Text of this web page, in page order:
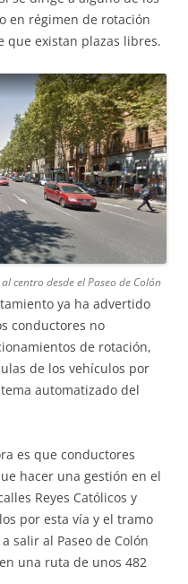
en régimen de rotación
que existan plazas libres.
centro desde el Paseo de Colón
ya ha advertido
conductores no
de rotación,
de los vehículos por
automatizado del
es que conductores
hacer una gestión en el
Reyes Católicos y
por esta vía y el tramo
salir al Paseo de Colón
una ruta de unos 482